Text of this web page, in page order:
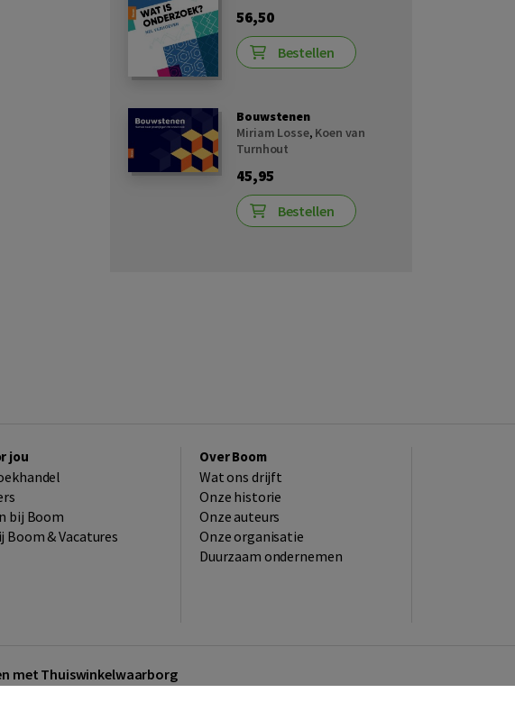
56,50
Bestellen
Bouwstenen
Miriam Losse, Koen van
Turnhout
45,95
Bestellen
jou
bij Boom
Boom & Vacatures
Over Boom
Wat ons drijft
Onze historie
Onze auteurs
Onze organisatie
Duurzaam ondernemen
met Thuiswinkelwaarborg